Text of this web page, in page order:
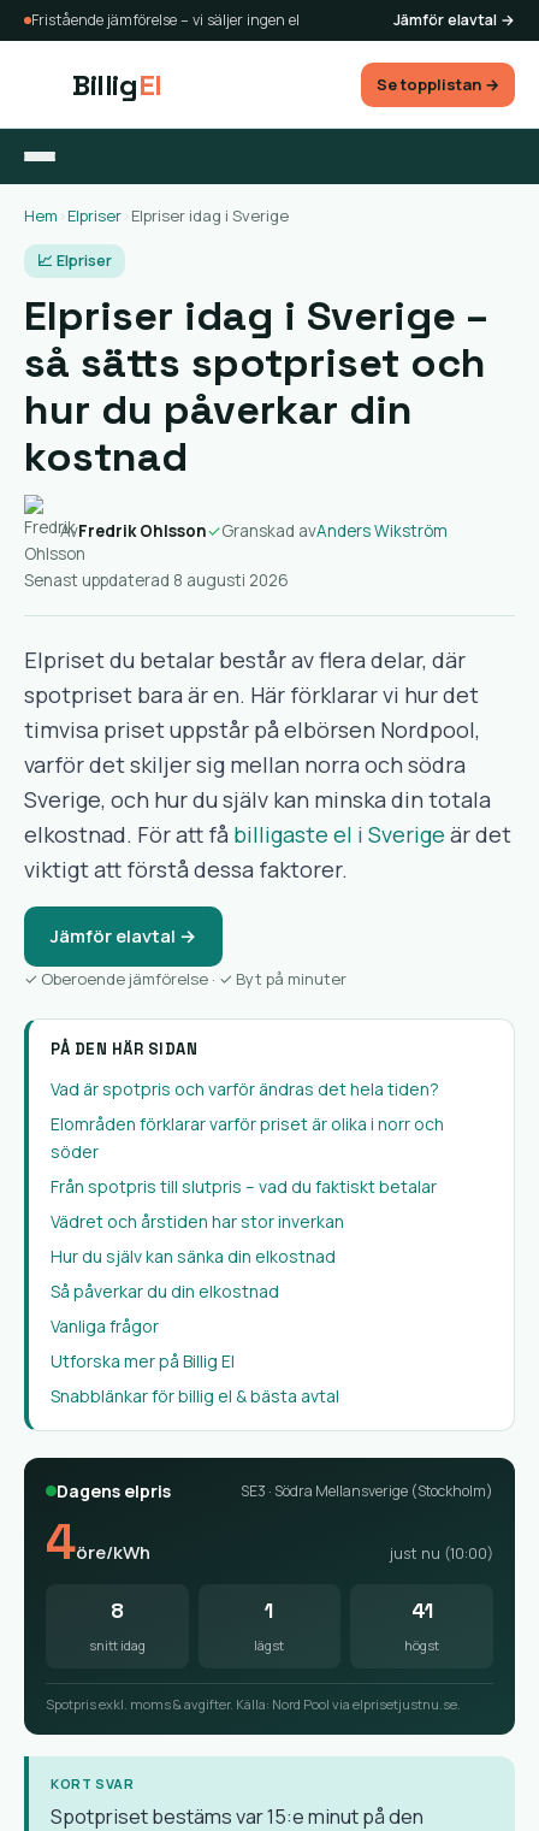
Fristående jämförelse – vi säljer ingen el Jämför elavtal →
BilligEl Se topplistan →
Hem Elpriser Elpriser idag i Sverige
📈 Elpriser
Elpriser idag i Sverige –
så sätts spotpriset och
hur du påverkar din
kostnad
AvFredrik Ohlsson✓Granskad avAnders Wikström
Senast uppdaterad 8 augusti 2026
Elpriset du betalar består av flera delar, där
spotpriset bara är en. Här förklarar vi hur det
timvisa priset uppstår på elbörsen Nordpool,
varför det skiljer sig mellan norra och södra
Sverige, och hur du själv kan minska din totala
elkostnad. För att få billigaste el i Sverige är det
viktigt att förstå dessa faktorer.
Jämför elavtal →
✓ Oberoende jämförelse · ✓ Byt på minuter
PÅ DEN HÄR SIDAN
Vad är spotpris och varför ändras det hela tiden?
Elområden förklarar varför priset är olika i norr och
söder
Från spotpris till slutpris – vad du faktiskt betalar
Vädret och årstiden har stor inverkan
Hur du själv kan sänka din elkostnad
Så påverkar du din elkostnad
Vanliga frågor
Utforska mer på Billig El
Snabblänkar för billig el & bästa avtal
Dagens elpris SE3 · Södra Mellansverige (Stockholm)
4öre/kWh just nu (10:00)
8
snitt idag
1
lägst
41
högst
Spotpris exkl. moms & avgifter. Källa: Nord Pool via elprisetjustnu.se.
KORT SVAR
Spotpriset bestäms var 15:e minut på den